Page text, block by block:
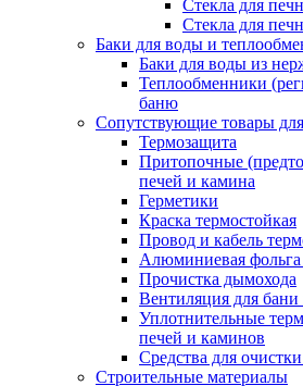
Стекла для
Стекла для
Баки для воды и
Баки для воды из
Теплообменники
баню
Сопутствующие товары
Термозащита
Притопочные
печей и камина
Герметики
Краска термостойкая
Провод и кабель
Алюминиевая
Прочистка дымохода
Вентиляция для
Уплотнительные
печей и каминов
Средства для
Строительные материалы